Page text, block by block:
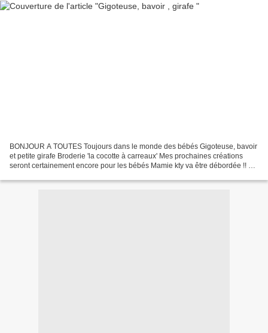
BONJOUR A TOUTES Toujours dans le monde des bébés Gigoteuse, bavoir
et petite girafe Broderie 'la cocotte à carreaux' Mes prochaines créations
seront certainement encore pour les bébés Mamie kty va être débordée !! En